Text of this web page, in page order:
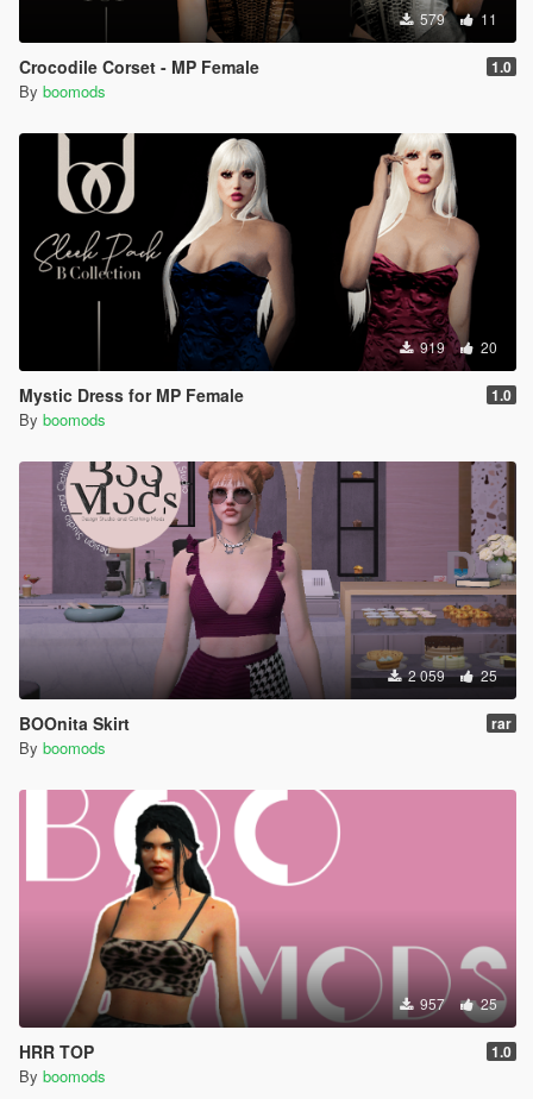
579 11
Crocodile Corset - MP Female 1.0
By boomods
919 20
Mystic Dress for MP Female 1.0
By boomods
2 059 25
BOOnita Skirt rar
By boomods
957 25
HRR TOP 1.0
By boomods